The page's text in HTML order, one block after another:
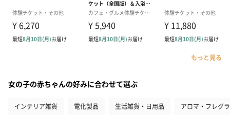
もっと見る
女の子の赤ちゃんの好みに合わせて選ぶ
インテリア雑貨 電化製品 生活雑貨・日用品 アロマ・フレグ